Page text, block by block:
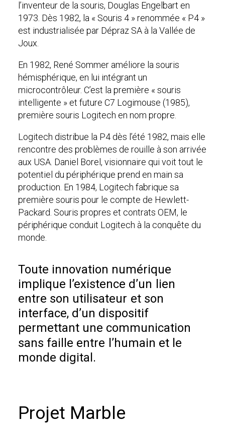
l’inventeur de la souris, Douglas Engelbart en
1973. Dès 1982, la « Souris 4 » renommée « P4 »
est industrialisée par Dépraz SA à la Vallée de
Joux.
En 1982, René Sommer améliore la souris
hémisphérique, en lui intégrant un
microcontrôleur. C’est la première « souris
intelligente » et future C7 Logimouse (1985),
première souris Logitech en nom propre.
Logitech distribue la P4 dès l’été 1982, mais elle
rencontre des problèmes de rouille à son arrivée
aux USA. Daniel Borel, visionnaire qui voit tout le
potentiel du périphérique prend en main sa
production. En 1984, Logitech fabrique sa
première souris pour le compte de Hewlett-
Packard. Souris propres et contrats OEM, le
périphérique conduit Logitech à la conquête du
monde.
Toute innovation numérique
implique l’existence d’un
lien
entre son utilisateur et son
interface, d’un dispositif
permettant une communication
sans faille entre l’humain et le
monde digital.
Projet Marble